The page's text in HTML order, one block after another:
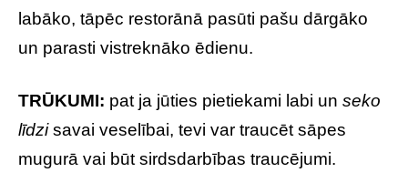
labāko, tāpēc restorānā pasūti pašu dārgāko
un parasti vistreknāko ēdienu.
TRŪKUMI: pat ja jūties pietiekami labi un seko
līdzisavai veselībai, tevi var traucēt sāpes
mugurā vai būt sirdsdarbības traucējumi.